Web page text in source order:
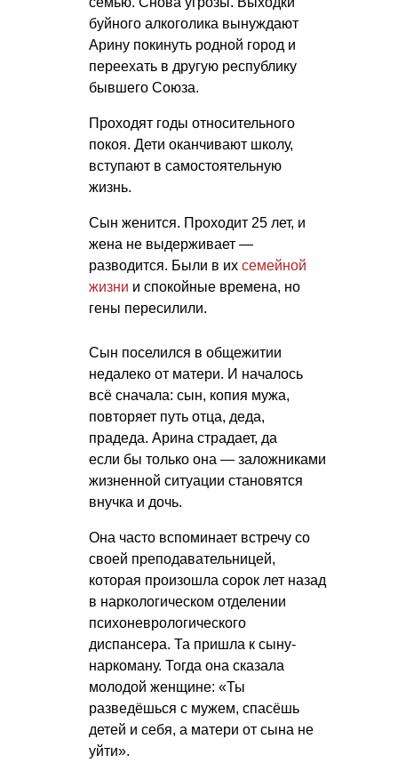
буйного алкоголика вынуждают
Арину покинуть родной город и
переехать в другую республику
бывшего Союза.
Проходят годы относительного
покоя. Дети оканчивают школу,
вступают в самостоятельную
жизнь.
Сын женится. Проходит 25 лет, и
жена не выдерживает —
разводится. Были в их семейной
жизни и спокойные времена, но
гены пересилили.
Сын поселился в общежитии
недалеко от матери. И началось
всё сначала: сын, копия мужа,
повторяет путь отца, деда,
прадеда. Арина страдает, да
если бы только она — заложниками
жизненной ситуации становятся
внучка и дочь.
Она часто вспоминает встречу со
своей преподавательницей,
которая произошла сорок лет назад
в наркологическом отделении
психоневрологического
диспансера. Та пришла к сыну-
наркоману. Тогда она сказала
молодой женщине: «Ты
разведёшься с мужем, спасёшь
детей и себя, а матери от сына не
уйти».